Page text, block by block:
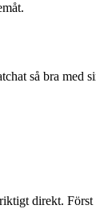
så bra med
direkt. Först